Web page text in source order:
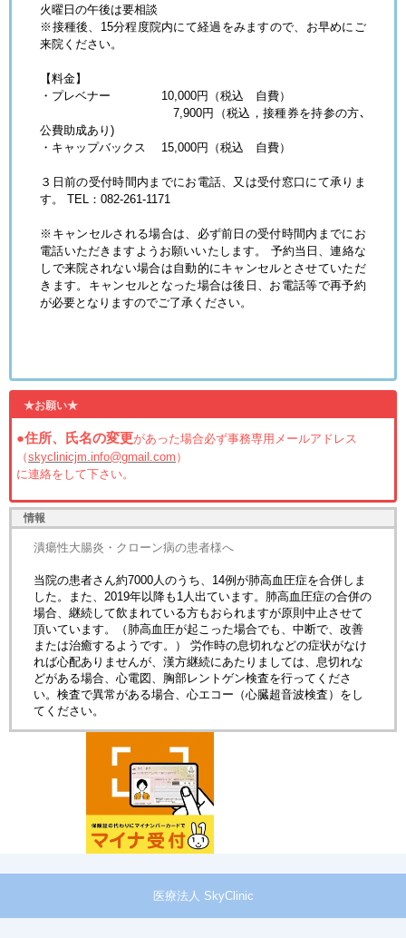
火曜日の午後は要相談
※接種後、15分程度院内にて経過をみますので、お早めにご
来院ください。
【料金】
・プレベナー
10,000円（税込 自費）
7,900円（税込，接種券を持参の方､
公費助成あり)
・キャップバックス
15,000円（税込 自費）
３日前の受付時間内までにお電話、又は受付窓口にて承りま
す。 TEL：082-261-1171
※キャンセルされる場合は、必ず前日の受付時間内までにお
電話いただきますようお願いいたします。 予約当日、連絡な
しで来院されない場合は自動的にキャンセルとさせていただ
きます。キャンセルとなった場合は後日、お電話等で再予約
が必要となりますのでご了承ください。
★お願い★
●住所、氏名の変更があった場合必ず事務専用メールアドレス
（skyclinicjm.info@gmail.com ）
に連絡をして下さい。
情報
潰瘍性大腸炎・クローン病の患者様へ
当院の患者さん約7000人のうち、14例が肺高血圧症を合併しま
した。また、2019年以降も1人出ています。肺高血圧症の合併の
場合、継続して飲まれている方もおられますが原則中止させて
頂いています。（肺高血圧が起こった場合でも、中断で、改善
または治癒するようです。） 労作時の息切れなどの症状がなけ
れば心配ありませんが、漢方継続にあたりましては、息切れな
どがある場合、心電図、胸部レントゲン検査を行ってくださ
い。検査で異常がある場合、心エコー（心臓超音波検査）をし
てください。
医療法人 SkyClinic